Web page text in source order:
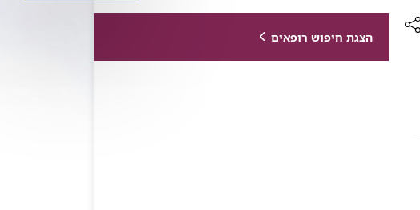
שיתוף
הצגת חיפוש רופאים